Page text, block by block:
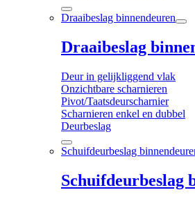
Draaibeslag binnendeuren
Draaibeslag
Deur in gelijkliggend vlak
Onzichtbare scharnieren
Pivot/Taatsdeurscharnier
Scharnieren enkel en dubbel
Deurbeslag
Schuifdeurbeslag
Schuifdeurbeslag